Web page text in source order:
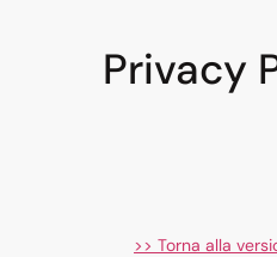
Privacy
>> Torna alla